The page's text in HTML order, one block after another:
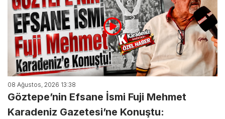
08 Ağustos, 2026 13:38
Göztepe’nin Efsane İsmi Fuji Mehmet
Karadeniz Gazetesi’ne Konuştu: